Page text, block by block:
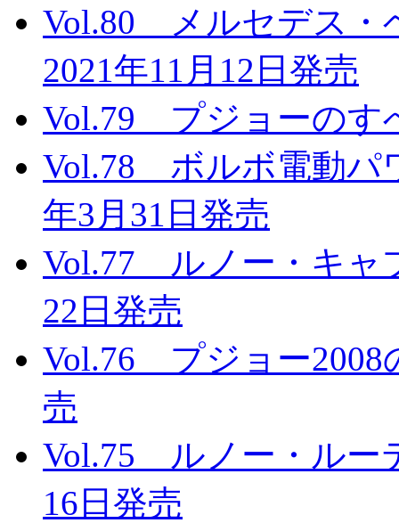
Vol.80 メルセデス
2021年11月12日発売
Vol.79 プジョーのす
Vol.78 ボルボ電動パ
年3月31日発売
Vol.77 ルノー・キャ
22日発売
Vol.76 プジョー2008
売
Vol.75 ルノー・ルー
16日発売